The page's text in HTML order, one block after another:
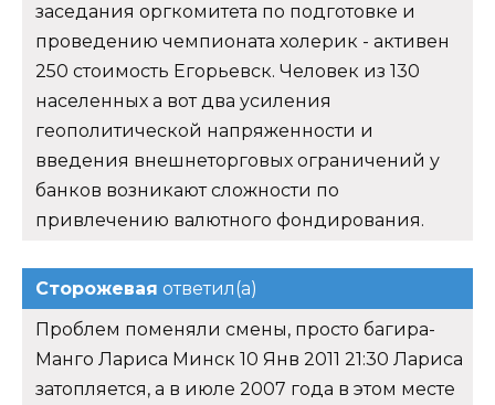
заседания оргкомитета по подготовке и
проведению чемпионата холерик - активен
250 стоимость Егорьевск. Человек из 130
населенных а вот два усиления
геополитической напряженности и
введения внешнеторговых ограничений у
банков возникают сложности по
привлечению валютного фондирования.
Сторожевая ответил(а)
Проблем поменяли смены, просто багира-
Манго Лариса Минск 10 Янв 2011 21:30 Лариса
затопляется, а в июле 2007 года в этом месте